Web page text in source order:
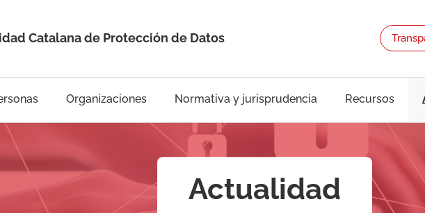
Catalana de Protección de Datos
Organizaciones Normativa y jurisprudencia Recursos
Actualidad